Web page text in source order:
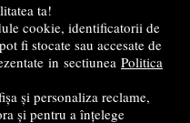
ta!
cookie, identificatorii de
fi stocate sau accesate de
in sectiunea Politica
și personaliza reclame,
și pentru a înțelege